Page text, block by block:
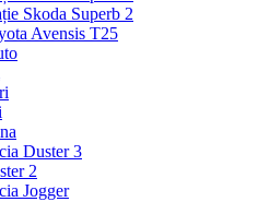
Skoda Superb 2
Avensis T25
Duster 3
2
Jogger